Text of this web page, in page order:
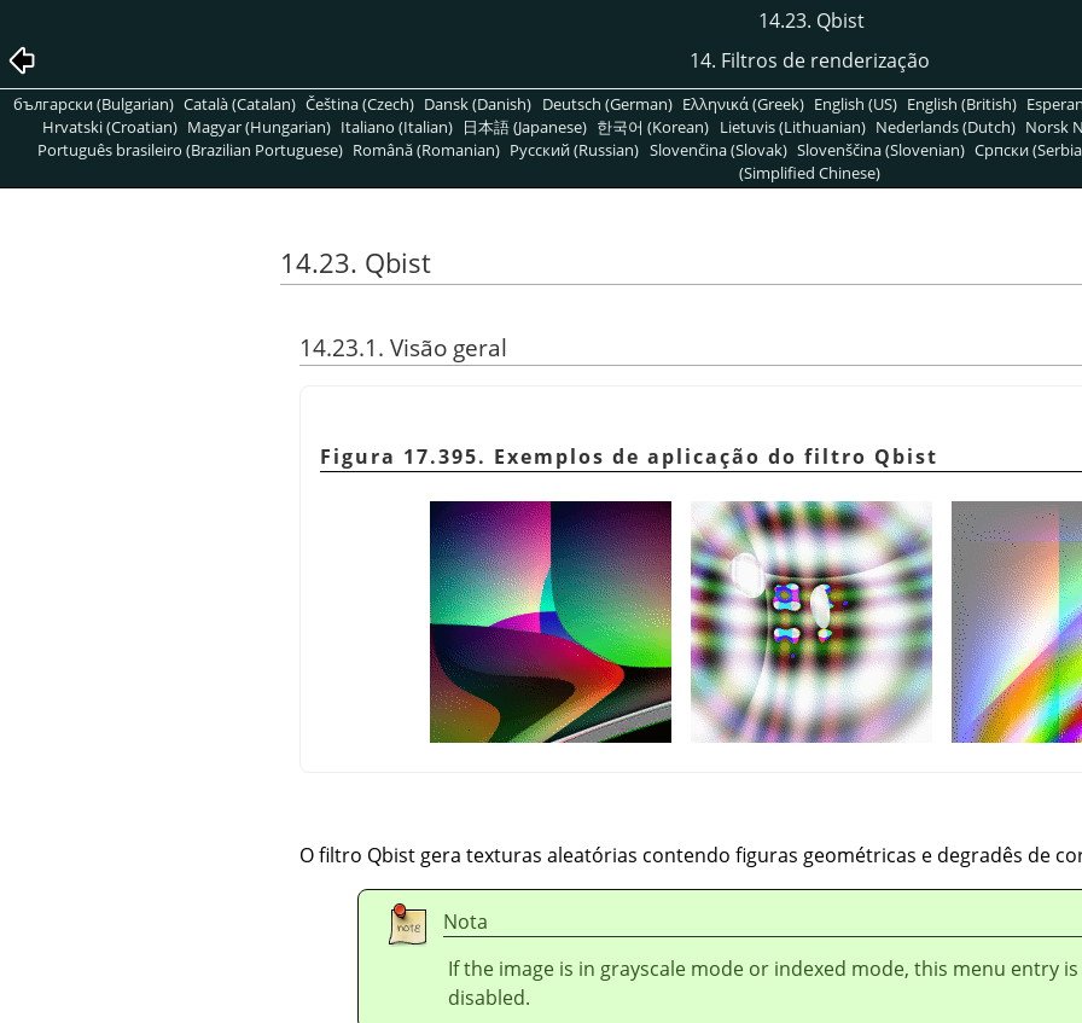
14.23. Qbist
14. Filtros de renderização
български (Bulgarian) Català (Catalan) Čeština (Czech) Dansk (Danish) Deutsch (German) Ελληνικά (Greek) English (US) English (British)
Hrvatski (Croatian) Magyar (Hungarian) Italiano (Italian) 日本語 (Japanese) 한국어 (Korean) Lietuvis (Lithuanian) Nederlands (Dutch) Norsk
Português brasileiro (Brazilian Portuguese) Română (Romanian) Pусский (Russian) Slovenčina (Slovak) Slovenščina (Slovenian) Српски
(Simplified Chinese)
14.23. Qbist
14.23.1. Visão geral
Figura 17.395. Exemplos de aplicação do filtro Qbist
O filtro Qbist gera texturas aleatórias contendo figuras geométricas e degradês de
Nota
If the image is in grayscale mode or indexed mode, this menu entry is
disabled.